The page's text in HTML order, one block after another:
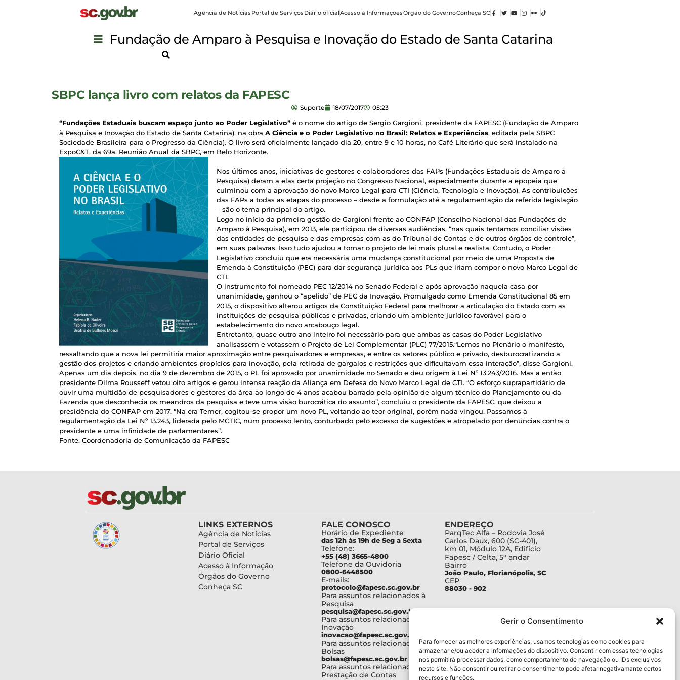
Gerir o Consentimento
Para fornecer as melhores experiências, usamos tecnologias como cookies para
armazenar e/ou aceder a informações do dispositivo. Consentir com essas tecnologias
nos permitirá processar dados, como comportamento de navegação ou IDs exclusivos
neste site. Não consentir ou retirar o consentimento pode afetar negativamante certos
recursos e funções.
Agência de NotíciasPortal de ServiçosDiário oficialAcesso à InformaçõesOrgão do GovernoConheça SC
Fundação de Amparo à Pesquisa e Inovação do Estado de Santa Catarina
SBPC lança livro com relatos da FAPESC
Suporte 18/07/2017 05:23
“Fundações Estaduais buscam espaço junto ao Poder Legislativo” é o nome do artigo de Sergio Gargioni, presidente da FAPESC (Fundação de Amparo
à Pesquisa e Inovação do Estado de Santa Catarina), na obra A Ciência e o Poder Legislativo no Brasil: Relatos e Experiências, editada pela SBPC
Sociedade Brasileira para o Progresso da Ciência). O livro será oficialmente lançado dia 20, entre 9 e 10 horas, no Café Literário que será instalado na
ExpoC&T, da 69a. Reunião Anual da SBPC, em Belo Horizonte.
Nos últimos anos, iniciativas de gestores e colaboradores das FAPs (Fundações Estaduais de Amparo à
Pesquisa) deram a elas certa projeção no Congresso Nacional, especialmente durante a epopeia que
culminou com a aprovação do novo Marco Legal para CTI (Ciência, Tecnologia e Inovação). As contribuições
das FAPs a todas as etapas do processo – desde a formulação até a regulamentação da referida legislação
– são o tema principal do artigo.
Logo no início da primeira gestão de Gargioni frente ao CONFAP (Conselho Nacional das Fundações de
Amparo à Pesquisa), em 2013, ele participou de diversas audiências, “nas quais tentamos conciliar visões
das entidades de pesquisa e das empresas com as do Tribunal de Contas e de outros órgãos de controle”,
em suas palavras. Isso tudo ajudou a tornar o projeto de lei mais plural e realista. Contudo, o Poder
Legislativo concluiu que era necessária uma mudança constitucional por meio de uma Proposta de
Emenda à Constituição (PEC) para dar segurança jurídica aos PLs que iriam compor o novo Marco Legal de
CTI.
O instrumento foi nomeado PEC 12/2014 no Senado Federal e após aprovação naquela casa por
unanimidade, ganhou o “apelido” de PEC da Inovação. Promulgado como Emenda Constitucional 85 em
2015, o dispositivo alterou artigos da Constituição Federal para melhorar a articulação do Estado com as
instituições de pesquisa públicas e privadas, criando um ambiente jurídico favorável para o
estabelecimento do novo arcabouço legal.
Entretanto, quase outro ano inteiro foi necessário para que ambas as casas do Poder Legislativo
analisassem e votassem o Projeto de Lei Complementar (PLC) 77/2015.“Lemos no Plenário o manifesto,
ressaltando que a nova lei permitiria maior aproximação entre pesquisadores e empresas, e entre os setores público e privado, desburocratizando a
gestão dos projetos e criando ambientes propícios para inovação, pela retirada de gargalos e restrições que dificultavam essa interação”, disse Gargioni.
Apenas um dia depois, no dia 9 de dezembro de 2015, o PL foi aprovado por unanimidade no Senado e deu origem à Lei Nº 13.243/2016. Mas a então
presidente Dilma Rousseff vetou oito artigos e gerou intensa reação da Aliança em Defesa do Novo Marco Legal de CTI. “O esforço suprapartidário de
ouvir uma multidão de pesquisadores e gestores da área ao longo de 4 anos acabou barrado pela opinião de algum técnico do Planejamento ou da
Fazenda que desconhecia os meandros da pesquisa e teve uma visão burocrática do assunto”, concluiu o presidente da FAPESC, que deixou a
presidência do CONFAP em 2017. “Na era Temer, cogitou-se propor um novo PL, voltando ao teor original, porém nada vingou. Passamos à
regulamentação da Lei Nº 13.243, liderada pelo MCTIC, num processo lento, conturbado pelo excesso de sugestões e atropelado por denúncias contra o
presidente e uma infinidade de parlamentares”.
Fonte: Coordenadoria de Comunicação da FAPESC
LINKS EXTERNOS
Agência de Notícias
Portal de Serviços
Diário Oficial
Acesso à Informação
Órgãos do Governo
Conheça SC
FALE CONOSCO
Horário de Expediente
das 12h às 19h de Seg a Sexta
Telefone:
+55 (48) 3665-4800
Telefone da Ouvidoria
0800-6448500
E-mails:
protocolo@fapesc.sc.gov.br
Para assuntos relacionados à
Pesquisa
pesquisa@fapesc.sc.gov.br
Para assuntos relacionados à
Inovação
inovacao@fapesc.sc.gov.br
Para assuntos relacionados à
Bolsas
bolsas@fapesc.sc.gov.br
Para assuntos relacionados à
Prestação de Contas
ENDEREÇO
ParqTec Alfa – Rodovia José
Carlos Daux, 600 (SC-401),
km 01, Módulo 12A, Edifício
Fapesc / Celta, 5° andar
Bairro
João Paulo, Florianópolis, SC
CEP
88030 - 902